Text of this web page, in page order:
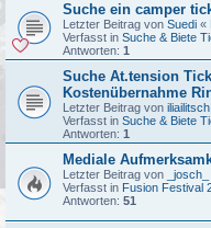
Suche ein camper
Letzter Beitrag von Suedi «
Verfasst in Suche & Biete
Antworten: 1
Suche At.tension
Kostenübernahme
Letzter Beitrag von iliailitsch
Verfasst in Suche & Biete
Antworten: 1
Mediale
Letzter Beitrag von _josch_
Verfasst in Fusion Festival
Antworten: 51